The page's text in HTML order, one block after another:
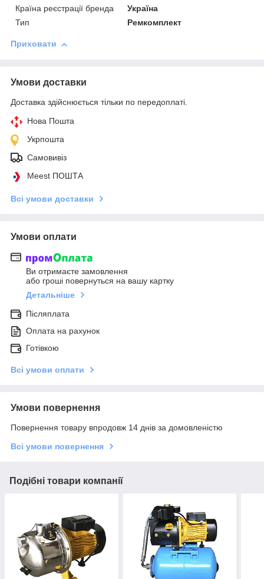
Країна реєстрації бренда
Україна
Тип
Ремкомплект
Приховати
Умови доставки
Доставка здійснюється тільки по передоплаті.
Нова Пошта
Укрпошта
Самовивіз
Meest ПОШТА
Всі умови доставки
Умови оплати
Ви отримаєте замовлення
або гроші повернуться на вашу картку
Детальніше
Післяплата
Оплата на рахунок
Готівкою
Всі умови оплати
Умови повернення
Повернення товару впродовж 14 днів за домовленістю
Всі умови повернення
Подібні товари компанії